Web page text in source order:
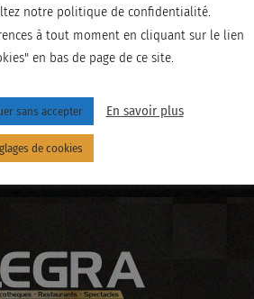
notre politique de confidentialité.
à tout moment en cliquant sur le lien
en bas de page de ce site.
sans accepter En savoir plus
de cookies